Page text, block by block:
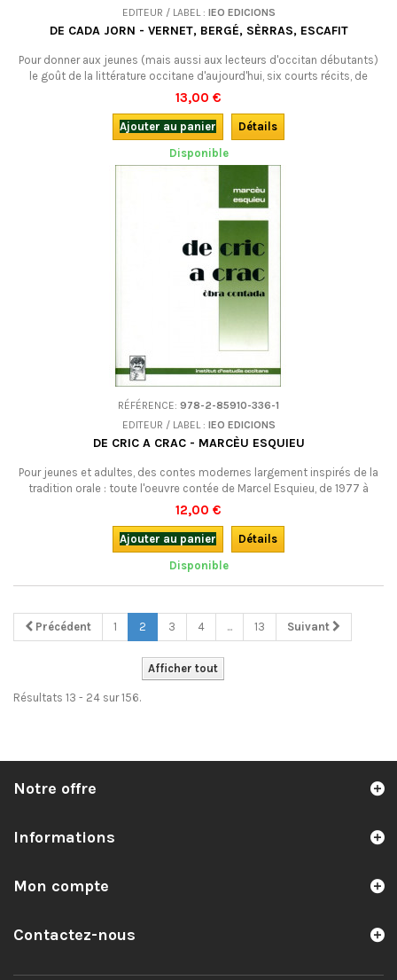
EDITEUR / LABEL : IEO EDICIONS
DE CADA JORN - VERNET, BERGÉ, SÈRRAS, ESCAFIT
Pour donner aux jeunes (mais aussi aux lecteurs d'occitan débutants)
le goût de la littérature occitane d'aujourd'hui, six courts récits, de
quatre excellents écrivains occitans contemporains. En occitan.
13,00 €
Ajouter au panier
Détails
Disponible
RÉFÉRENCE: 978-2-85910-336-1
EDITEUR / LABEL : IEO EDICIONS
DE CRIC A CRAC - MARCÈU ESQUIEU
Pour jeunes et adultes, des contes modernes largement inspirés de la
tradition orale : toute l'oeuvre contée de Marcel Esquieu, de 1977 à
2004.
12,00 €
Ajouter au panier
Détails
Disponible
Précédent 1 2 3 4 ... 13 Suivant
Afficher tout
Résultats 13 - 24 sur 156.
Notre offre
Informations
Mon compte
Contactez-nous